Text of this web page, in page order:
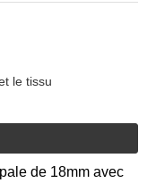
le tissu
de 18mm avec